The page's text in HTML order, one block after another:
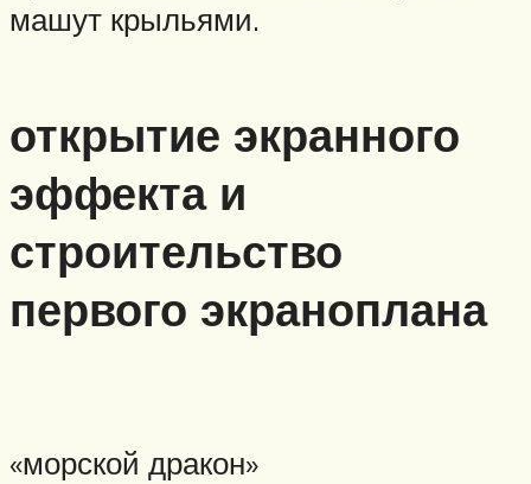
машут крыльями.
открытие экранного
эффекта и
строительство
первого экраноплана
«морской дракон»